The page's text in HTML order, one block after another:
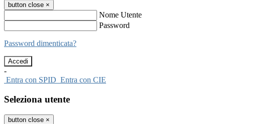
button close ×
Nome Utente
Password
Password dimenticata?
-
Entra con SPID Entra con CIE
Seleziona utente
button close ×